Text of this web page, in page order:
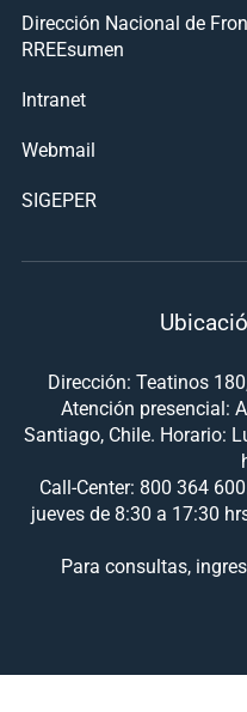
Dirección Nacional de
RREEsumen
Intranet
Webmail
SIGEPER
Dirección: Teatinos
Atención presencial:
Santiago, Chile. Horario:
Call-Center: 800 364
jueves de 8:30 a 17:30
Para consultas,